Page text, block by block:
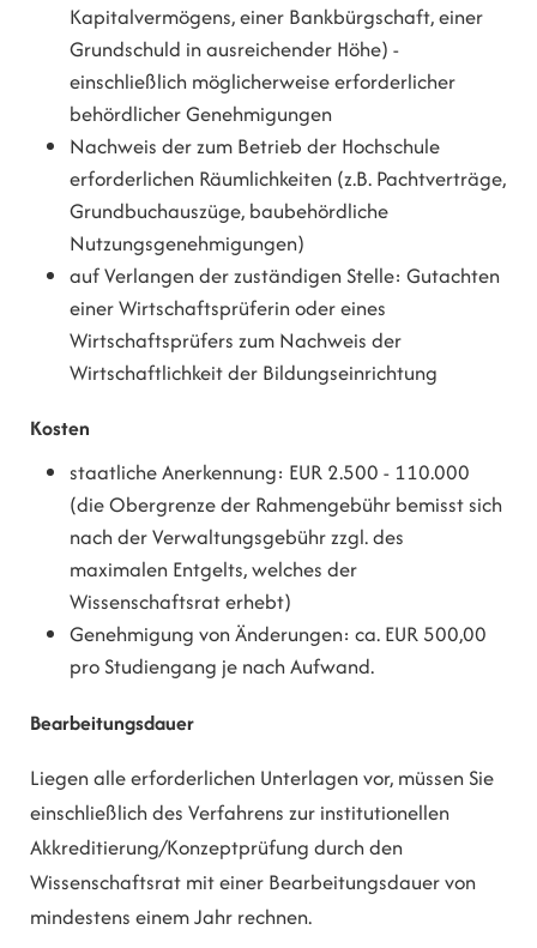
Kapitalvermögens, einer Bankbürgschaft, einer
Grundschuld in ausreichender Höhe) -
einschließlich möglicherweise erforderlicher
behördlicher Genehmigungen
Nachweis der zum Betrieb der Hochschule
erforderlichen Räumlichkeiten (z.B. Pachtverträge,
Grundbuchauszüge, baubehördliche
Nutzungsgenehmigungen)
auf Verlangen der zuständigen Stelle: Gutachten
einer Wirtschaftsprüferin oder eines
Wirtschaftsprüfers zum Nachweis der
Wirtschaftlichkeit der Bildungseinrichtung
Kosten
staatliche Anerkennung: EUR 2.500 - 110.000
(die Obergrenze der Rahmengebühr bemisst sich
nach der Verwaltungsgebühr zzgl. des
maximalen Entgelts, welches der
Wissenschaftsrat erhebt)
Genehmigung von Änderungen: ca. EUR 500,00
pro Studiengang je nach Aufwand.
Bearbeitungsdauer
Liegen alle erforderlichen Unterlagen vor, müssen Sie
einschließlich des Verfahrens zur institutionellen
Akkreditierung/Konzeptprüfung durch den
Wissenschaftsrat mit einer Bearbeitungsdauer von
mindestens einem Jahr rechnen.